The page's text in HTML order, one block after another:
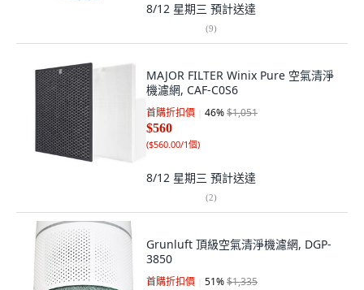
8/12 星期三 預計送達
(9)
MAJOR FILTER Winix Pure 空氣清淨
機濾網, CAF-C0S6
首購折扣價 46%$1,051
$560
($560.00/1個)
8/12 星期三 預計送達
(2)
Grunluft 頂級空氣清淨機濾網, DGP-
3850
首購折扣價 51%$1,335